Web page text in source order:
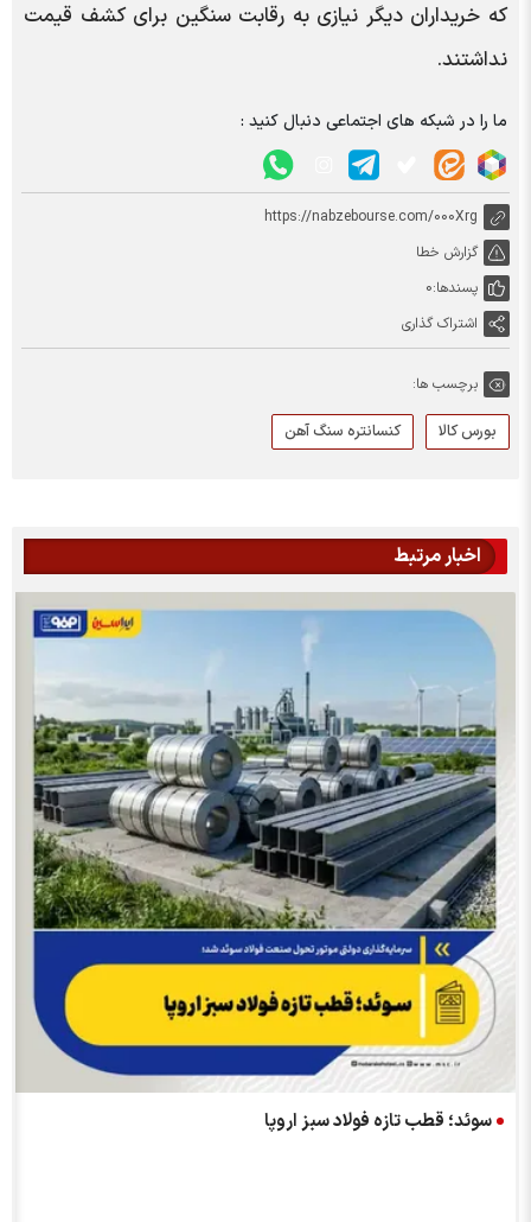
که خریداران دیگر نیازی به رقابت سنگین برای کشف قیمت
نداشتند.
ما را در شبکه های اجتماعی دنبال کنید :
https://nabzebourse.com/000Xrg
گزارش خطا
پسندها:0
اشتراک گذاری
برچسب ها:
بورس کالا کنسانتره سنگ آهن
اخبار مرتبط
سوئد؛ قطب تازه فولاد سبز اروپا